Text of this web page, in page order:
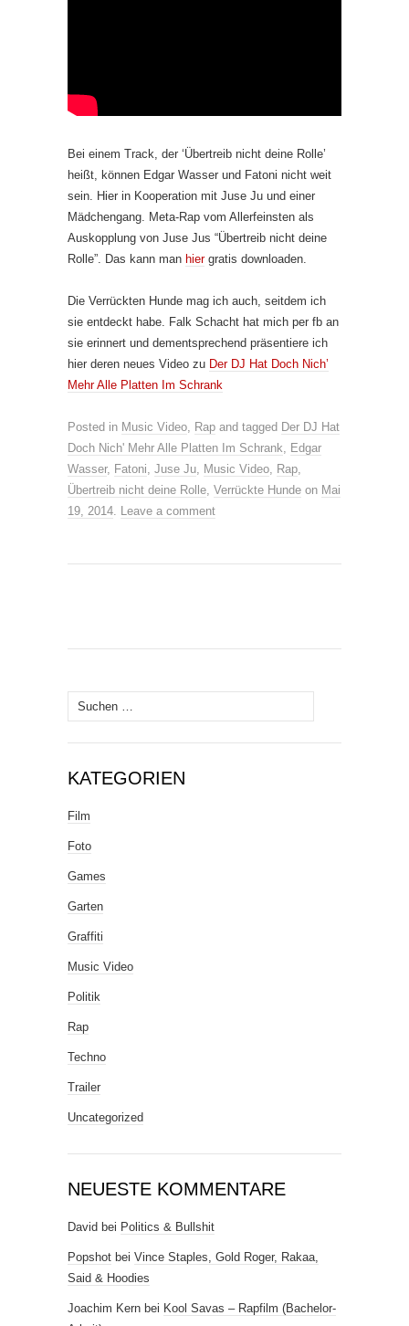
Bei einem Track, der ‘Übertreib nicht deine Rolle’
heißt, können Edgar Wasser und Fatoni nicht weit
sein. Hier in Kooperation mit Juse Ju und einer
Mädchengang. Meta-Rap vom Allerfeinsten als
Auskopplung von Juse Jus “Übertreib nicht deine
Rolle”. Das kann man hiergratis downloaden.
Die Verrückten Hunde mag ich auch, seitdem ich
sie entdeckt habe. Falk Schacht hat mich per fb an
sie erinnert und dementsprechend präsentiere ich
hier deren neues Video zu Der DJ Hat Doch Nich’
Mehr Alle Platten Im Schrank
Posted in Music Video, Rap and tagged Der DJ Hat
Doch Nich' Mehr Alle Platten Im Schrank, Edgar
Wasser, Fatoni, Juse Ju, Music Video, Rap,
Übertreib nicht deine Rolle, Verrückte Hunde on Mai
19, 2014. Leave a comment
Suche
nach:
KATEGORIEN
Film
Foto
Games
Garten
Graffiti
Music Video
Politik
Rap
Techno
Trailer
Uncategorized
NEUESTE KOMMENTARE
David bei Politics & Bullshit
Popshot bei Vince Staples, Gold Roger, Rakaa,
Said & Hoodies
Joachim Kern bei Kool Savas – Rapfilm (Bachelor-